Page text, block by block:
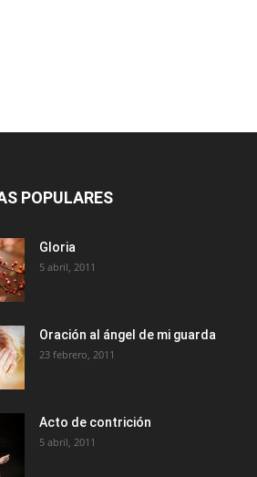
POPULARES
Gloria
5 abril, 2011
Oración al ángel de mi guarda
23 febrero, 2011
Acto de contrición
5 abril, 2011